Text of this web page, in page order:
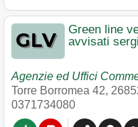
Green line
avvisati
Agenzie ed Uffici
Torre Borromea 42,
0371734080